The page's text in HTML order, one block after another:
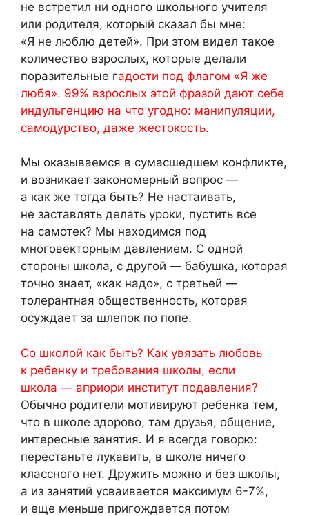
не встретил ни одного школьного учителя
или родителя, который сказал бы мне:
«Я не люблю детей». При этом видел такое
количество взрослых, которые делали
поразительные гадости под флагом «Я же
любя». 99% взрослых этой фразой дают себе
индульгенцию на что угодно: манипуляции,
самодурство, даже жестокость.
Мы оказываемся в сумасшедшем конфликте,
и возникает закономерный вопрос —
а как же тогда быть? Не настаивать,
не заставлять делать уроки, пустить все
на самотек? Мы находимся под
многовекторным давлением. С одной
стороны школа, с другой — бабушка, которая
точно знает, «как надо», с третьей —
толерантная общественность, которая
осуждает за шлепок по попе.
Со школой как быть? Как увязать любовь
к ребенку и требования школы, если
школа — априори институт подавления?
Обычно родители мотивируют ребенка тем,
что в школе здорово, там друзья, общение,
интересные занятия. И я всегда говорю:
перестаньте лукавить, в школе ничего
классного нет. Дружить можно и без школы,
а из занятий усваивается максимум 6-7%,
и еще меньше пригождается потом